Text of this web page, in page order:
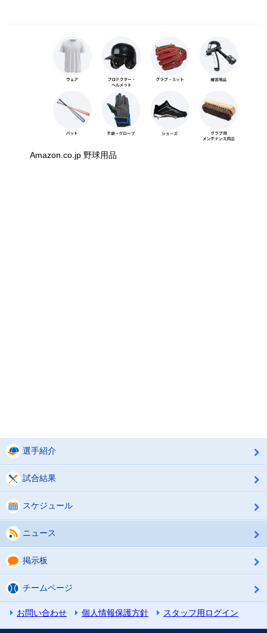
Amazon.co.jp 野球用品
選手紹介
試合結果
スケジュール
ニュース
掲示板
チームページ
お問い合わせ 個人情報保護方針 スタッフ用ログイン